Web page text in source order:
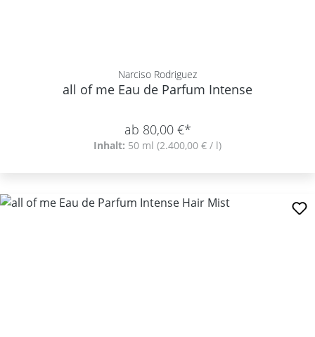
Narciso Rodriguez
all of me Eau de Parfum Intense
ab 80,00 €*
Inhalt: 50 ml (2.400,00 € / l)